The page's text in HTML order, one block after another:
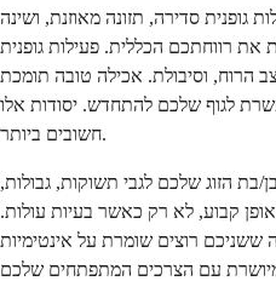
גופנית סדירה, תזונה מאוזנת, ושינה
רווחתכם הכללית. פעילות גופנית
הרוח, וסיבולת. אכילה טובה תומכת
לגוף שלכם להתחדש. יסודות אלו
חשובים ביותר.
הזוג שלכם לגבי תשוקות, גבולות,
קבוע, לא רק כאשר בעיות עולות.
ששניכם רוצים שומרת על אינטימיות